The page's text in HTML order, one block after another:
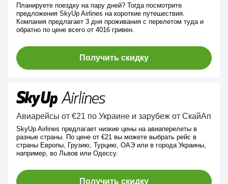
Планируете поездку на пару дней? Тогда посмотрите
предложения SkyUp Airlines на короткие путешествия.
Компания предлагает 3 дня проживания с перелетом туда и
обратно по цене всего от 4016 гривен.
Получить скидку
Авиарейсы от €21 по Украине и зарубеж от СкайАп
SkyUp Airlines предлагает низкие цены на авиаперелеты в
разные страны. По цене от €21 вы можете выбрать рейс в
страны Европы, Грузию, Турцию, ОАЭ или в города Украины,
например, во Львов или Одессу.
Получить скидку